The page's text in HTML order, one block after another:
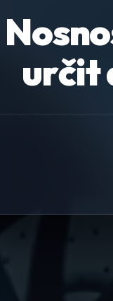
určit